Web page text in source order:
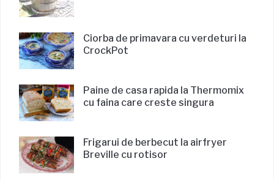
Ciorba de primavara cu verdeturi la
CrockPot
Paine de casa rapida la Thermomix
cu faina care creste singura
Frigarui de berbecut la airfryer
Breville cu rotisor